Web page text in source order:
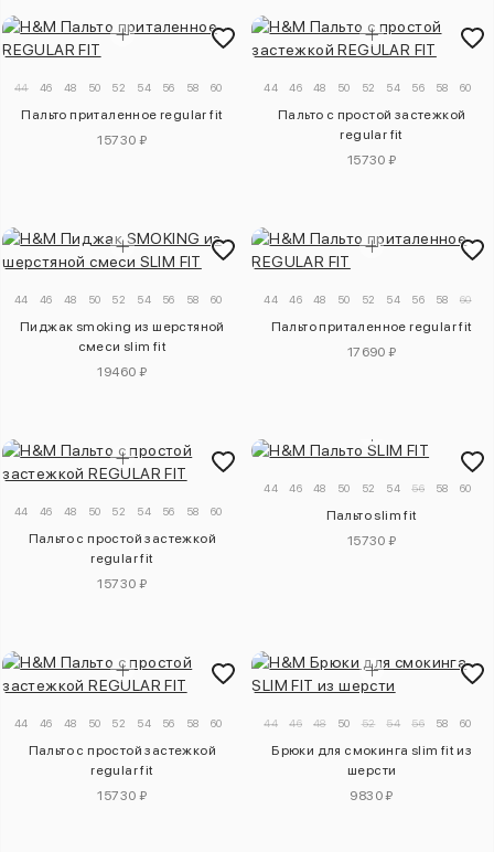
44 46 48 50 52 54 56 58 60
Пальто приталенное regular fit
15730 ₽
44 46 48 50 52 54 56 58 60
Пальто с простой застежкой
regular fit
15730 ₽
44 46 48 50 52 54 56 58 60
Пиджак smoking из шерстяной
смеси slim fit
19460 ₽
44 46 48 50 52 54 56 58 60
Пальто приталенное regular fit
17690 ₽
44 46 48 50 52 54 56 58 60
Пальто с простой застежкой
regular fit
15730 ₽
44 46 48 50 52 54 56 58 60
Пальто slim fit
15730 ₽
44 46 48 50 52 54 56 58 60
Пальто с простой застежкой
regular fit
15730 ₽
44 46 48 50 52 54 56 58 60
Брюки для смокинга slim fit из
шерсти
9830 ₽